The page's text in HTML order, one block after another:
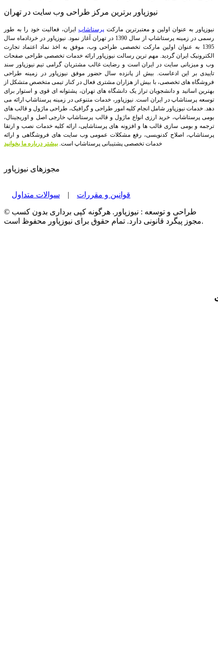
نیوزپاور برترین مرکز طراحی وب سایت در تهران
نیوزپاور به عنوان اولین و معتبرترین مارکت پرستاشاپ ایران، فعالیت خود را به طور
رسمی در زمینه پرستاشاپ از سال 1390 در تهران آغاز نمود. نیوزپاور در خردادماه سال
1395 به عنوان اولین مارکت تخصصی طراحی وب، موفق به اخذ نماد اعتماد تجارت
الکترونیک ایران گردید. مهم ترین رسالت نیوزپاور ارائه خدمات تخصصی طراحی صفحات
وب و میزبانی سایت در ایران است و رضایت غالب مشتریان گرامی تیم نیوزپاور سند
تاییدی بر این ادعاست. بیش از پانزده سال حضور موفق نیوزپاور در زمینه طراحی
فروشگاه های تخصصی، با بیش از هزاران مشتری فعال در کنار تیمی متخصص متشکل از
بهترین اساتید و دانشجویان تراز یک دانشگاه های تهران، پشتوانه ای قوی و استوار برای
توسعه پرستاشاپ در ایران است.نیوزپاور، خدمات متنوعی در زمینه پرستاشاپ ارائه می
دهد. خدمات نیوزپاور شامل انجام کلیه امور طراحی و گرافیک، طراحی ماژول و قالب های
بومی پرستاشاپ، خرید ارزی انواع ماژول و قالب پرستاشاپ خارجی اصل و اوریجینال،
ترجمه و بومی سازی قالب ها و افزونه های پرستاشاپی، ارائه کلیه خدمات نصب و ارتقا
پرستاشاپ، اصلاح کدنویسی، رفع مشکلات عمومی وب سایت های فروشگاهی و ارائه
خدمات تخصصی پشتیبانی پرستاشاپ است. بیشتر درباره ما بخوانید
مجوزهای نیوزپاور
قوانین و مقررات | سوالات متداول
© طراحی و توسعه : نیوزپاور. هرگونه کپی برداری بدون کسب
مجوز پیگرد قانونی دارد. تمام حقوق برای نیوزپاور محفوظ است.